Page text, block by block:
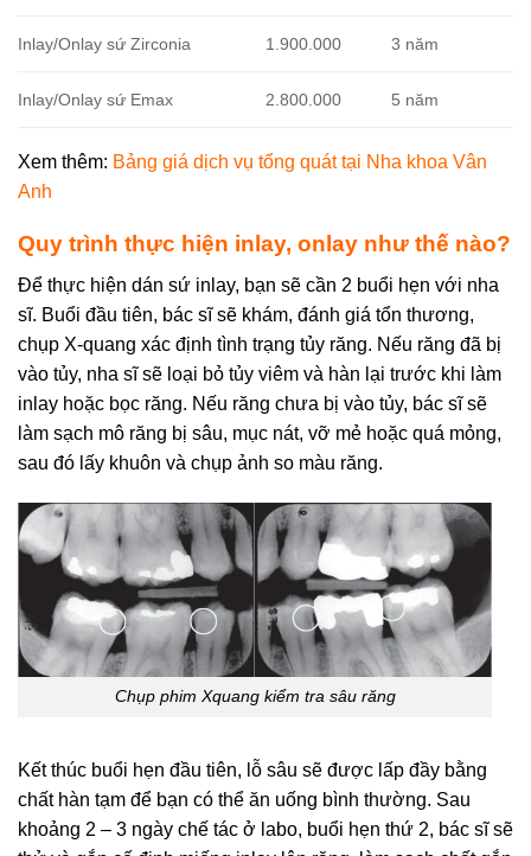
Inlay/Onlay sứ Zirconia 1.900.000 3 năm
Inlay/Onlay sứ Emax 2.800.000 5 năm
Xem thêm: Bảng giá dịch vụ tổng quát tại Nha khoa Vân
Anh
Quy trình thực hiện inlay, onlay như thế nào?
Để thực hiện dán sứ inlay, bạn sẽ cần 2 buổi hẹn với nha
sĩ. Buổi đầu tiên, bác sĩ sẽ khám, đánh giá tổn thương,
chụp X-quang xác định tình trạng tủy răng. Nếu răng đã bị
vào tủy, nha sĩ sẽ loại bỏ tủy viêm và hàn lại trước khi làm
inlay hoặc bọc răng. Nếu răng chưa bị vào tủy, bác sĩ sẽ
làm sạch mô răng bị sâu, mục nát, vỡ mẻ hoặc quá mỏng,
sau đó lấy khuôn và chụp ảnh so màu răng.
Chụp phim Xquang kiểm tra sâu răng
Kết thúc buổi hẹn đầu tiên, lỗ sâu sẽ được lấp đầy bằng
chất hàn tạm để bạn có thể ăn uống bình thường. Sau
khoảng 2 – 3 ngày chế tác ở labo, buổi hẹn thứ 2, bác sĩ sẽ